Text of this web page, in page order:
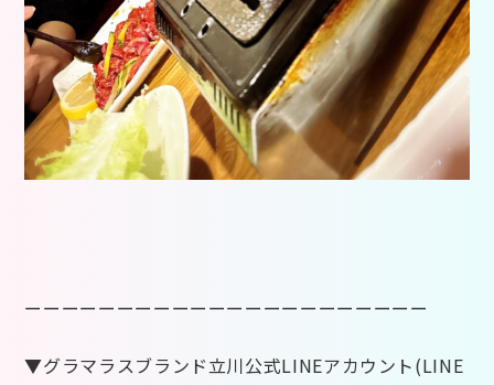
ーーーーーーーーーーーーーーーーーーーーーー
▼グラマラスブランド立川公式LINEアカウント(LINE